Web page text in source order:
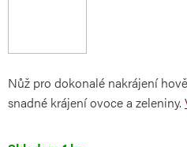
Nůž pro dokonalé nakrájení
snadné krájení ovoce a zeleniny.